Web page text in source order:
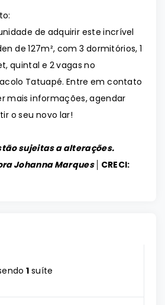
de adquirir este incrível
de 127m², com 3 dormitórios, 1
quintal e 2 vagas no
Tatuapé. Entre em contato
mais informações, agendar
o seu novo lar!
sujeitas a alterações.
Johanna Marques │ CRECI:
1 suíte